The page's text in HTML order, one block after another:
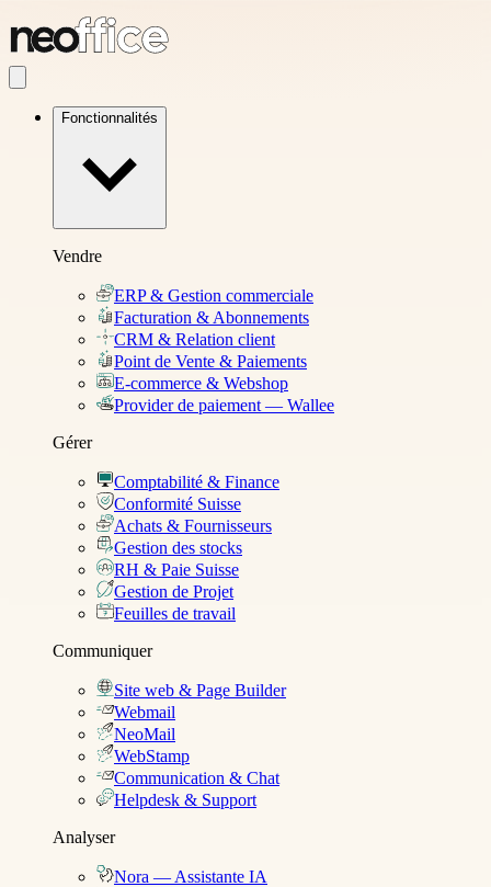
Fonctionnalités
Vendre
ERP & Gestion commerciale
Facturation & Abonnements
CRM & Relation client
Point de Vente & Paiements
E-commerce & Webshop
Provider de paiement — Wallee
Gérer
Comptabilité & Finance
Conformité Suisse
Achats & Fournisseurs
Gestion des stocks
RH & Paie Suisse
Gestion de Projet
Feuilles de travail
Communiquer
Site web & Page Builder
Webmail
NeoMail
WebStamp
Communication & Chat
Helpdesk & Support
Analyser
Nora — Assistante IA